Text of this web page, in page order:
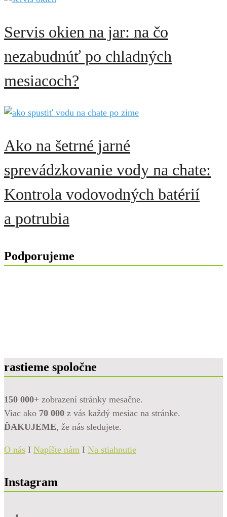
Servis okien na jar: na čo
nezabudnúť po chladných
mesiacoch?
Ako na šetrné jarné
sprevádzkovanie vody na chate:
Kontrola vodovodných batérií
a potrubia
Podporujeme
rastieme spoločne
150 000+ zobrazení stránky mesačne.
Viac ako 70 000 z vás každý mesiac na stránke.
ĎAKUJEME, že nás sledujete.
O nás I Napíšte nám I Na stiahnutie
Instagram